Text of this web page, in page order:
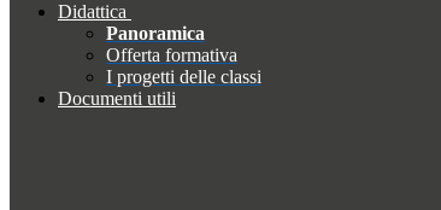
Didattica
Panoramica
Offerta formativa
I progetti delle classi
Documenti utili